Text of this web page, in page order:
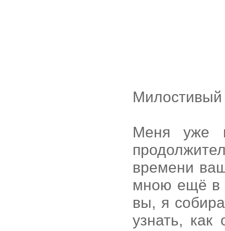
Милостивый
Меня уже
времени
мною ещё в
вы, я
узнать,